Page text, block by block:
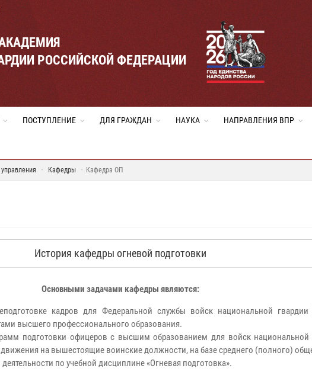
РОССИЙСКОЙ ФЕДЕРАЦИИ
ПОСТУПЛЕНИЕ ДЛЯ ГРАЖДАН НАУКА НАПРАВЛЕНИЯ ВПР
Кафедры Кафедра ОП
История кафедры огневой подготовки
Основными задачами кафедры являются:
кадров для Федеральной службы войск национальной
высшего профессионального образования.
подготовки офицеров с высшим образованием для войск
на вышестоящие воинские должности, на базе среднего (полного)
по учебной дисциплине «Огневая подготовка».